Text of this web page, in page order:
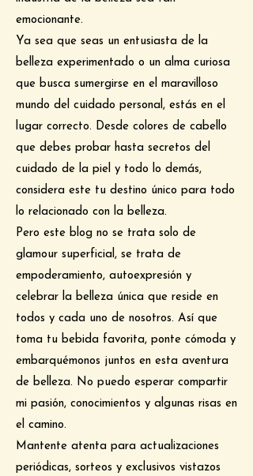
emocionante.
Ya sea que seas un entusiasta de la
belleza experimentado o un alma curiosa
que busca sumergirse en el maravilloso
mundo del cuidado personal, estás en el
lugar correcto. Desde colores de cabello
que debes probar hasta secretos del
cuidado de la piel y todo lo demás,
considera este tu destino único para todo
lo relacionado con la belleza.
Pero este blog no se trata solo de
glamour superficial, se trata de
empoderamiento, autoexpresión y
celebrar la belleza única que reside en
todos y cada uno de nosotros. Así que
toma tu bebida favorita, ponte cómoda y
embarquémonos juntos en esta aventura
de belleza. No puedo esperar compartir
mi pasión, conocimientos y algunas risas en
el camino.
Mantente atenta para actualizaciones
periódicas, sorteos y exclusivos vistazos